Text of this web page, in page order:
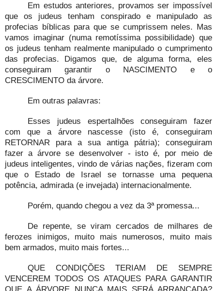
Em estudos anteriores, provamos ser impossível
que os judeus tenham conspirado e manipulado as
profecias bíblicas para que se cumprissem neles. Mas
vamos imaginar (numa remotíssima possibilidade) que
os judeus tenham realmente manipulado o cumprimento
das profecias. Digamos que, de alguma forma, eles
conseguiram garantir o NASCIMENTO e o
CRESCIMENTO da árvore.
Em outras palavras:
Esses judeus espertalhões conseguiram fazer
com que a árvore nascesse (isto é, conseguiram
RETORNAR para a sua antiga pátria); conseguiram
fazer a árvore se desenvolver - isto é, por meio de
judeus inteligentes, vindo de várias nações, fizeram com
que o Estado de Israel se tornasse uma pequena
potência, admirada (e invejada) internacionalmente.
Porém, quando chegou a vez da 3ª promessa...
De repente, se viram cercados de milhares de
ferozes inimigos, muito mais numerosos, muito mais
bem armados, muito mais fortes...
QUE CONDIÇÕES TERIAM DE SEMPRE
VENCEREM TODOS OS ATAQUES PARA GARANTIR